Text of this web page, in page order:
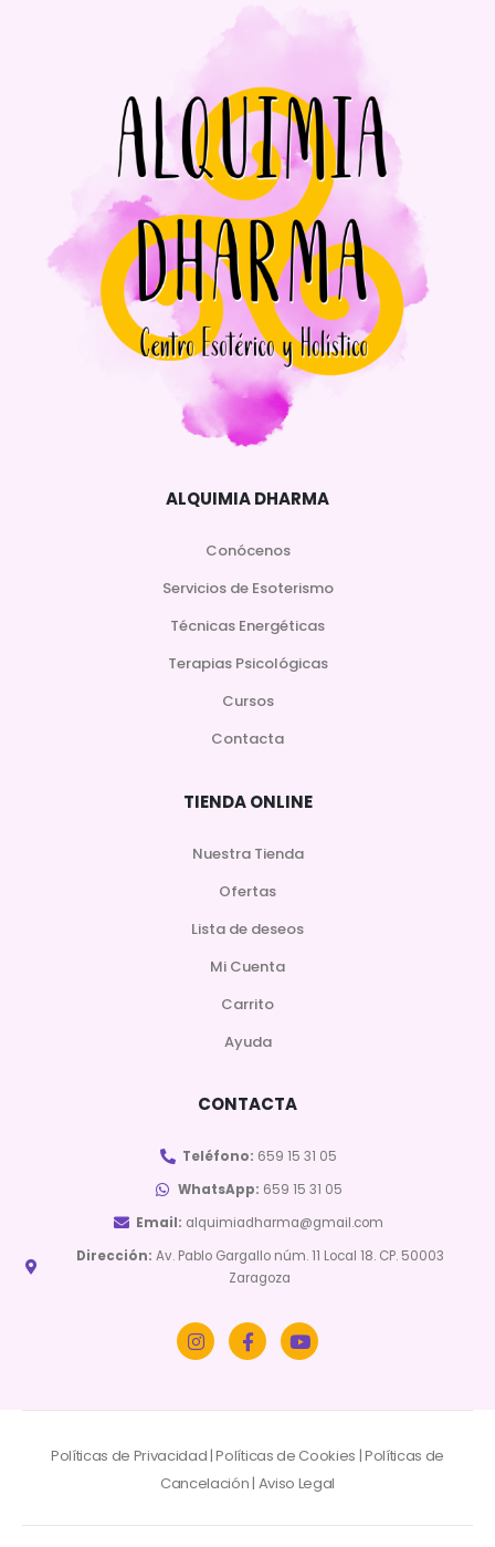
ALQUIMIA DHARMA
Conócenos
Servicios de Esoterismo
Técnicas Energéticas
Terapias Psicológicas
Cursos
Contacta
TIENDA ONLINE
Nuestra Tienda
Ofertas
Lista de deseos
Mi Cuenta
Carrito
Ayuda
CONTACTA
Teléfono: 659 15 31 05
WhatsApp: 659 15 31 05
Email: alquimiadharma@gmail.com
Dirección: Av. Pablo Gargallo núm. 11 Local 18. CP. 50003
Zaragoza
Políticas de Privacidad |Políticas de Cookies |Políticas de
Cancelación | Aviso Legal